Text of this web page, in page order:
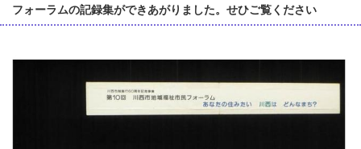
フォーラムの記録集ができあがりました。せひご覧ください